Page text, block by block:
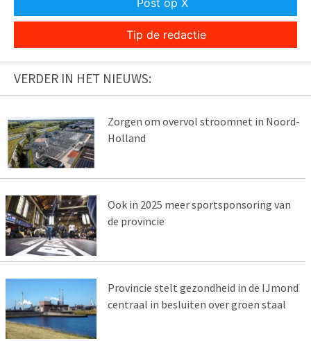
Post op X
Tip de redactie
VERDER IN HET NIEUWS:
Zorgen om overvol stroomnet in Noord-
Holland
Ook in 2025 meer sportsponsoring van
de provincie
Provincie stelt gezondheid in de IJmond
centraal in besluiten over groen staal